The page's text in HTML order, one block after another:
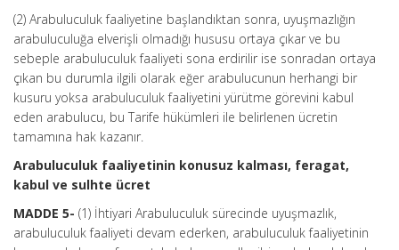
(2) Arabuluculuk faaliyetine başlandıktan sonra, uyuşmazlığın
arabuluculuğa elverişli olmadığı hususu ortaya çıkar ve bu
sebeple arabuluculuk faaliyeti sona erdirilir ise sonradan ortaya
çıkan bu durumla ilgili olarak eğer arabulucunun herhangi bir
kusuru yoksa arabuluculuk faaliyetini yürütme görevini kabul
eden arabulucu, bu Tarife hükümleri ile belirlenen ücretin
tamamına hak kazanır.
Arabuluculuk faaliyetinin konusuz kalması, feragat,
kabul ve sulhte ücret
MADDE 5- (1) İhtiyari Arabuluculuk sürecinde uyuşmazlık,
arabuluculuk faaliyeti devam ederken, arabuluculuk faaliyetinin